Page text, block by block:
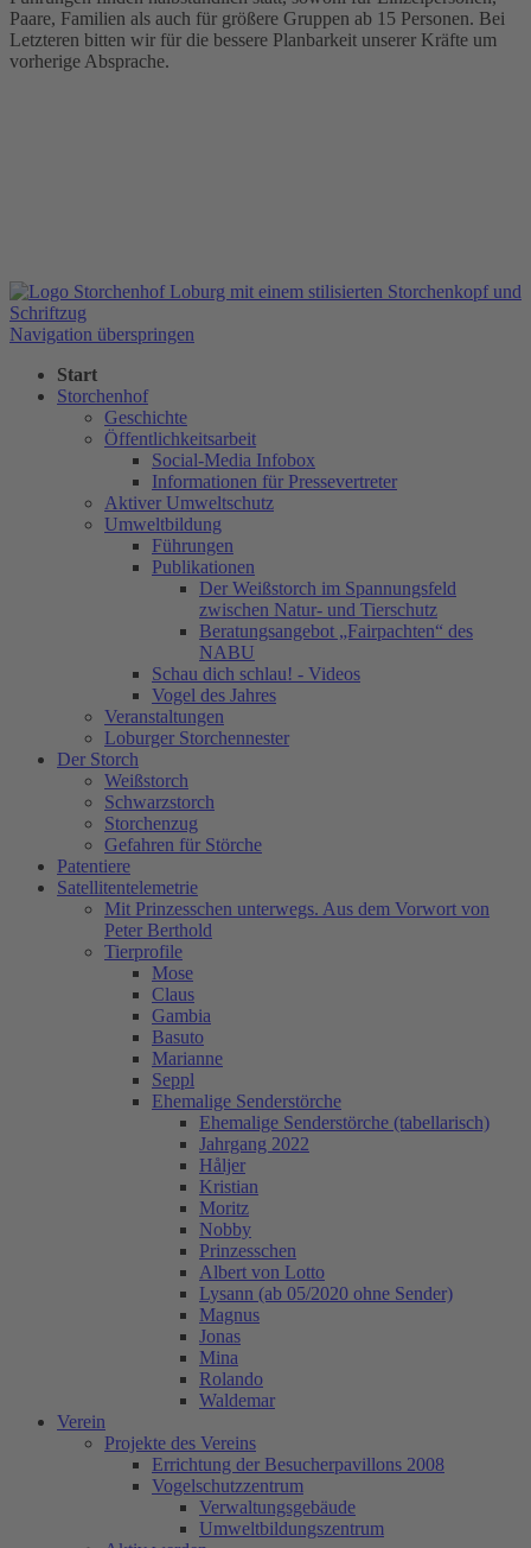
Paare, Familien als auch für größere Gruppen ab 15 Personen. Bei
Letzteren bitten wir für die bessere Planbarkeit unserer Kräfte um
vorherige Absprache.
Navigation überspringen
Start
Storchenhof
Geschichte
Öffentlichkeitsarbeit
Social-Media Infobox
Informationen für Pressevertreter
Aktiver Umweltschutz
Umweltbildung
Führungen
Publikationen
Der Weißstorch im Spannungsfeld
zwischen Natur- und Tierschutz
Beratungsangebot „Fairpachten“ des
NABU
Schau dich schlau! - Videos
Vogel des Jahres
Veranstaltungen
Loburger Storchennester
Der Storch
Weißstorch
Schwarzstorch
Storchenzug
Gefahren für Störche
Patentiere
Satellitentelemetrie
Mit Prinzesschen unterwegs. Aus dem Vorwort von
Peter Berthold
Tierprofile
Mose
Claus
Gambia
Basuto
Marianne
Seppl
Ehemalige Senderstörche
Ehemalige Senderstörche (tabellarisch)
Jahrgang 2022
Håljer
Kristian
Moritz
Nobby
Prinzesschen
Albert von Lotto
Lysann (ab 05/2020 ohne Sender)
Magnus
Jonas
Mina
Rolando
Waldemar
Verein
Projekte des Vereins
Errichtung der Besucherpavillons 2008
Vogelschutzzentrum
Verwaltungsgebäude
Umweltbildungszentrum